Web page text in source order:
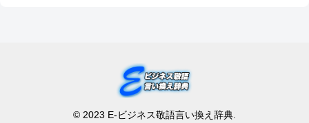
© 2023 E-ビジネス敬語言い換え辞典.